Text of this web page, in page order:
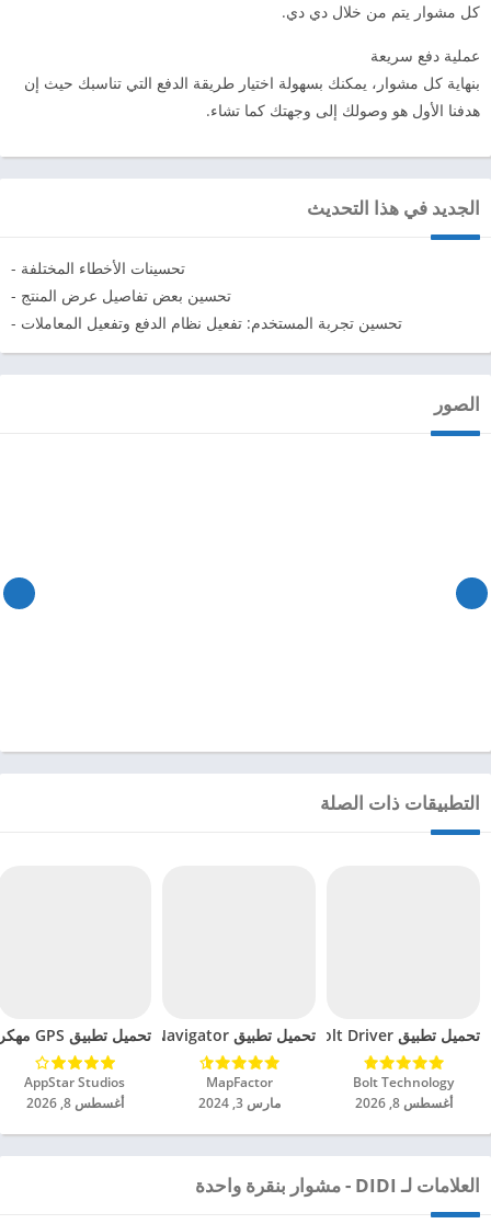
كل مشوار يتم من خلال دي دي.
عملية دفع سريعة
بنهاية كل مشوار، يمكنك بسهولة اختيار طريقة الدفع التي تناسبك حيث إن
هدفنا الأول هو وصولك إلى وجهتك كما تشاء.
الجديد في هذا التحديث
- تحسينات الأخطاء المختلفة
- تحسين بعض تفاصيل عرض المنتج
- تحسين تجربة المستخدم: تفعيل نظام الدفع وتفعيل المعاملات
الصور
التطبيقات ذات الصلة
تحميل تطبيق Bolt Driver مهكر للاندرويد 2024
Bolt Technology‏
أغسطس 8, 2026
تحميل تطبيق MapFactor Navigator مهكر للاندرويد 2024
MapFactor‏
مارس 3, 2024
تحميل تطبيق GPS مهكر للاندرويد 2024
AppStar Studios‏
أغسطس 8, 2026
العلامات لـ DIDI - مشوار بنقرة واحدة